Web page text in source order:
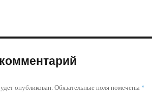
опубликован.Обязательные поля помечены *